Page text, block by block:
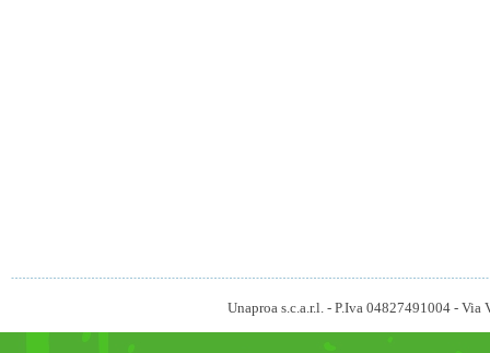
Unaproa s.c.a.r.l. - P.Iva 04827491004 -